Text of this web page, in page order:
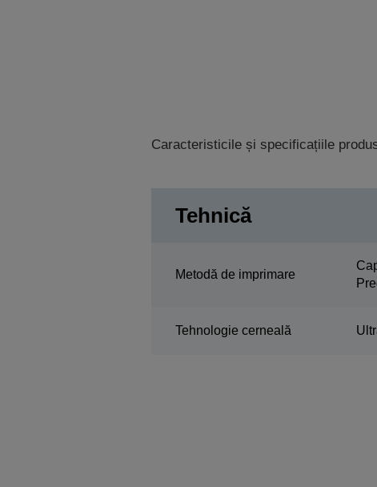
Caracteristicile și specificațiile
Tehnică
Metodă de imprimare
Tehnologie cerneală